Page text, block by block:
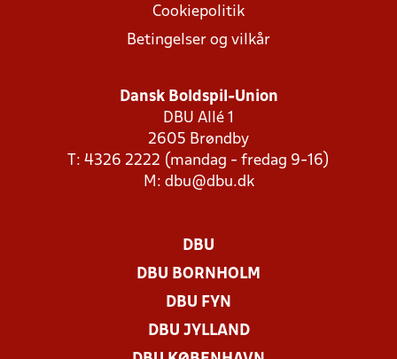
Cookiepolitik
Betingelser og vilkår
Dansk Boldspil-Union
DBU Allé 1
2605 Brøndby
T: 4326 2222 (mandag - fredag 9-16)
M: dbu@dbu.dk
DBU
DBU BORNHOLM
DBU FYN
DBU JYLLAND